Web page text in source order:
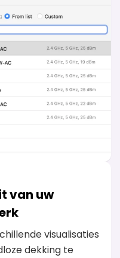
van uw
visualisaties
dekking te